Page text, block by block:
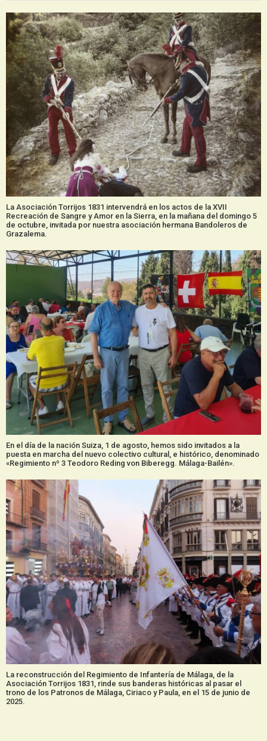
La Asociación Torrijos 1831 intervendrá en los actos de la XVII
Recreación de Sangre y Amor en la Sierra, en la mañana del domingo 5
de octubre, invitada por nuestra asociación hermana Bandoleros de
Grazalema.
En el día de la nación Suiza, 1 de agosto, hemos sido invitados a la
puesta en marcha del nuevo colectivo cultural, e histórico, denominado
«Regimiento nº 3 Teodoro Reding von Biberegg. Málaga-Bailén».
La reconstrucción del Regimiento de Infantería de Málaga, de la
Asociación Torrijos 1831, rinde sus banderas históricas al pasar el
trono de los Patronos de Málaga, Ciriaco y Paula, en el 15 de junio de
2025.